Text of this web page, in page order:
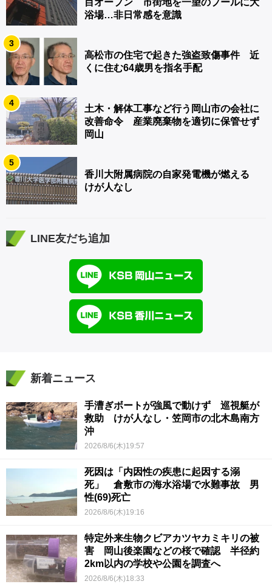
浴場…非日常感を意識
3
高松市の住宅で起きた強盗致傷事件 近
くに住む64歳男を指名手配
4
土木・解体工事など行う岡山市の会社に
改善命令 産業廃棄物を適切に保管せず
岡山
5
香川大附属病院の自家発電機が燃える
けが人なし
LINE友だち追加
新着ニュース
手漕ぎボートが強風で動けず 巡視艇が
救助 けが人なし・笠岡市の北木島南方
沖
2026/8/6(木)19:57
死因は「内因性の疾患に起因する溺
死」 倉敷市の海水浴場で水難事故 男
性(69)死亡
2026/8/6(木)19:16
特定外来生物クビアカツヤカミキリの被
害 岡山後楽園などの桜で確認 半径約
2km以内の学校や公園を調査へ
2026/8/6(木)18:33